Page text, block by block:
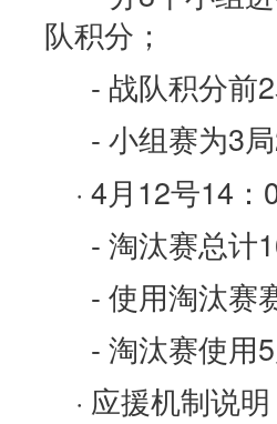
队积分；
- 战队积分前
- 小组赛为3局
· 4月12号14
- 淘汰赛总计
- 使用淘汰赛
- 淘汰赛使用5
· 应援机制说明